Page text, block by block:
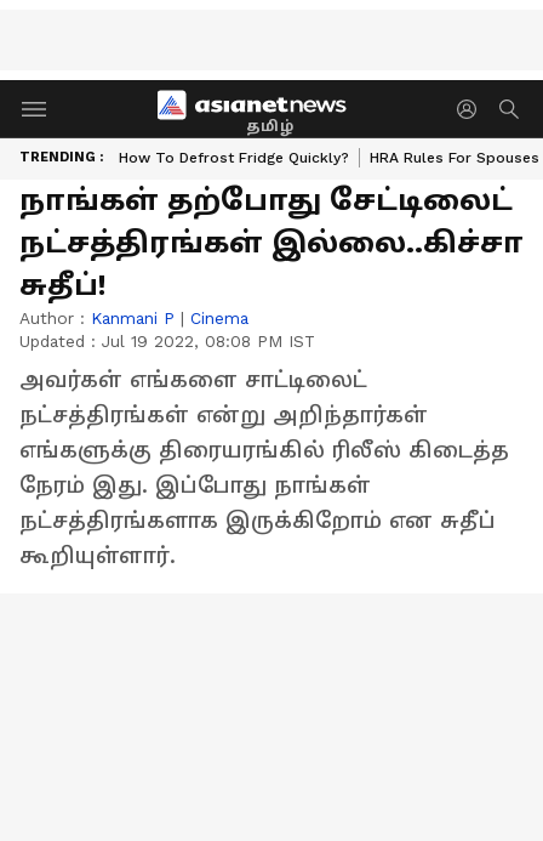
தமிழ்
TRENDING : How To Defrost Fridge Quickly? HRA Rules For Spouses
நாங்கள் தற்போது சேட்டிலைட்
நட்சத்திரங்கள் இல்லை..கிச்சா
சுதீப்!
Author : Kanmani P | Cinema
Updated : Jul 19 2022, 08:08 PM IST
அவர்கள் எங்களை சாட்டிலைட்
நட்சத்திரங்கள் என்று அறிந்தார்கள்
எங்களுக்கு திரையரங்கில் ரிலீஸ் கிடைத்த
நேரம் இது. இப்போது நாங்கள்
நட்சத்திரங்களாக இருக்கிறோம் என சுதீப்
கூறியுள்ளார்.